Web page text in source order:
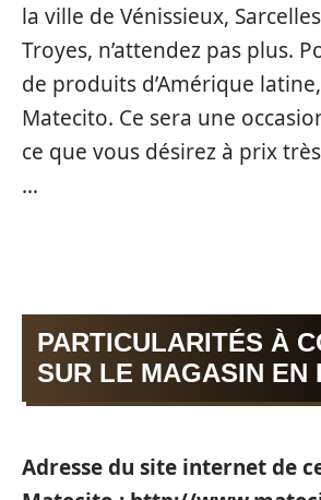
la ville de Vénissieux,
Troyes, n’attendez pas plus.
de produits d’Amérique
Matecito. Ce sera une
ce que vous désirez à prix
…
PARTICULARITÉS À
SUR LE MAGASIN EN
Adresse du site internet de